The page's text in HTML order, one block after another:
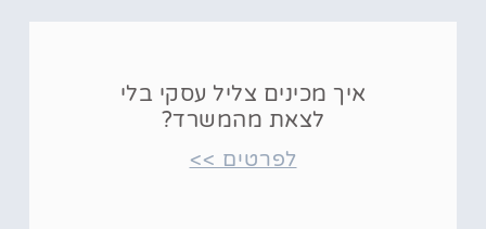
איך מכינים צליל עסקי בלי
לצאת מהמשרד?
לפרטים >>